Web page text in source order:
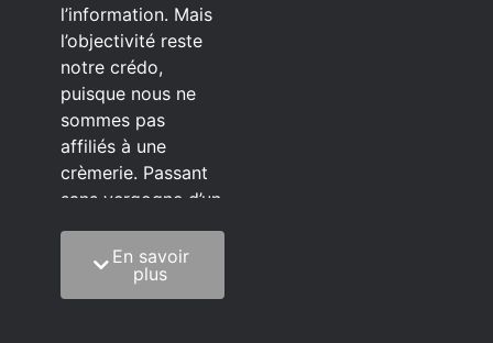
l’information. Mais
l’objectivité reste
notre crédo,
puisque nous ne
sommes pas
affiliés à une
crèmerie. Passant
sans vergogne d’un
C’est quoi notre
méthode?
En savoir
plus